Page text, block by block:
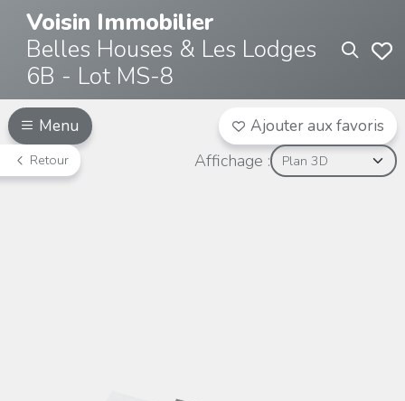
Voisin Immobilier
Belles Houses & Les Lodges
6B - Lot MS-8
Menu
Retour
Ajouter aux favoris
Affichage :